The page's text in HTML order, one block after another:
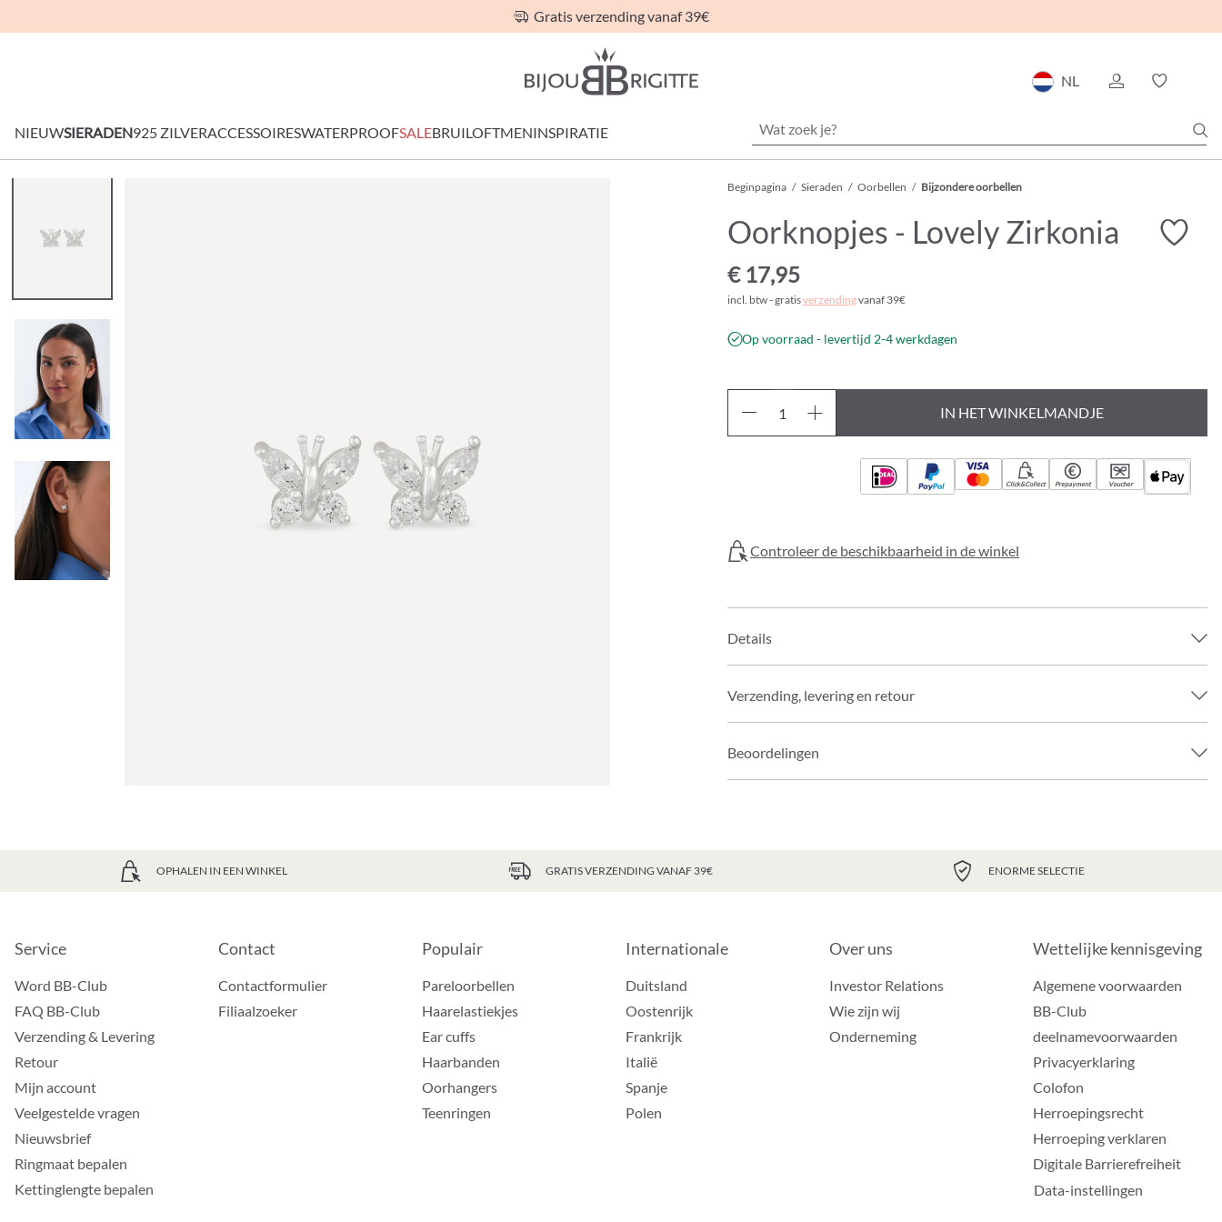
Gratis verzending vanaf 39€
NL
NIEUWSIERADEN925 ZILVERACCESSOIRESWATERPROOFSALEBRUILOFTMENINSPIRATIE
Beginpagina / Sieraden / Oorbellen / Bijzondere oorbellen
Oorknopjes - Lovely Zirkonia
€ 17,95
incl. btw - gratisverzendingvanaf 39€
Op voorraad - levertijd 2-4 werkdagen
IN HET WINKELMANDJE
Click&Collect Prepayment Voucher
Controleer de beschikbaarheid in de winkel
Details
Verzending, levering en retour
Beoordelingen
OPHALEN IN EEN WINKEL GRATIS VERZENDING VANAF 39€ ENORME SELECTIE
Service
Word BB-Club
FAQ BB-Club
Verzending & Levering
Retour
Mijn account
Veelgestelde vragen
Nieuwsbrief
Ringmaat bepalen
Kettinglengte bepalen
Contact
Contactformulier
Filiaalzoeker
Populair
Pareloorbellen
Haarelastiekjes
Ear cuffs
Haarbanden
Oorhangers
Teenringen
Internationale
Duitsland
Oostenrijk
Frankrijk
Italië
Spanje
Polen
Over uns
Investor Relations
Wie zijn wij
Onderneming
Wettelijke kennisgeving
Algemene voorwaarden
BB-Club
deelnamevoorwaarden
Privacyerklaring
Colofon
Herroepingsrecht
Herroeping verklaren
Digitale Barrierefreiheit
Data-instellingen